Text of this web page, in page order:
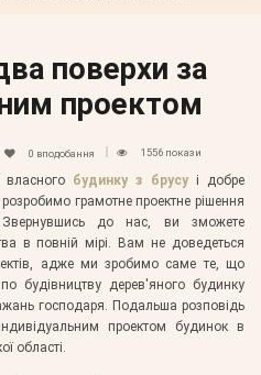
поверхи за
проектом
0 вподобання 1556 покази
будинку з брусуі добре
грамотне проектне рішення
до нас, ви зможете
в повній мірі. Вам не доведеться
адже ми зробимо саме те, що
будівництву дерев'яного будинку
господаря. Подальша розповідь
проектом будинок в
області.